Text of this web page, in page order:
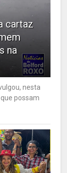
cartaz
na
nesta
possam